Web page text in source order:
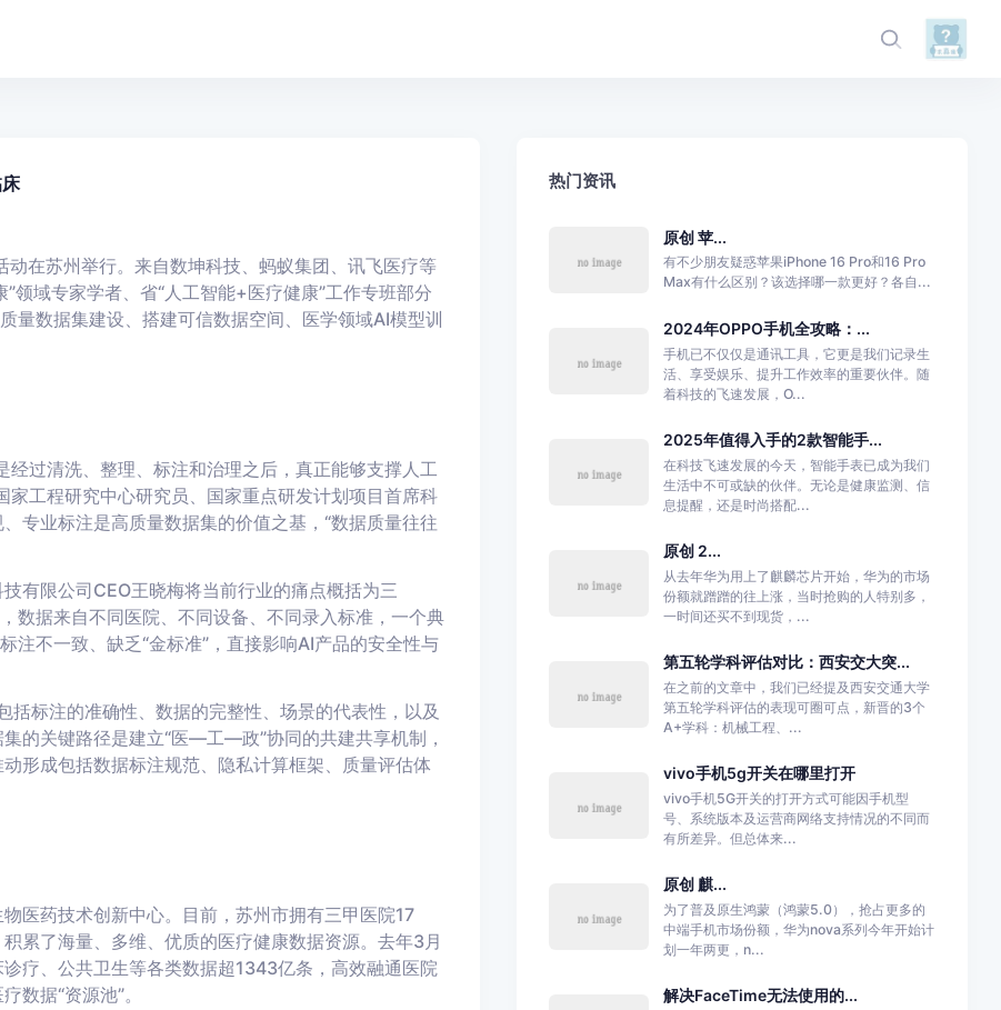
在苏州举行。来自数坤科技、蚂蚁集团、讯飞医疗等
领域专家学者、省“人工智能+医疗健康”工作专班部分
量数据集建设、搭建可信数据空间、医学领域AI模型训
过清洗、整理、标注和治理之后，真正能够支撑人工
工程研究中心研究员、国家重点研发计划项目首席科
专业标注是高质量数据集的价值之基，“数据质量往往
有限公司CEO王晓梅将当前行业的痛点概括为三
据来自不同医院、不同设备、不同录入标准，一个典
注不一致、缺乏“金标准”，直接影响AI产品的安全性与
标注的准确性、数据的完整性、场景的代表性，以及
的关键路径是建立“医—工—政”协同的共建共享机制，
形成包括数据标注规范、隐私计算框架、质量评估体
医药技术创新中心。目前，苏州市拥有三甲医院17
累了海量、多维、优质的医疗健康数据资源。去年3月
疗、公共卫生等各类数据超1343亿条，高效融通医院
数据“资源池”。
热门资讯
原创 苹...
有不少朋友疑惑苹果iPhone 16 Pro和16 Pro
Max有什么区别？该选择哪一款更好？各自...
2024年OPPO手机全攻略：...
手机已不仅仅是通讯工具，它更是我们记录生
活、享受娱乐、提升工作效率的重要伙伴。随
着科技的飞速发展，O...
2025年值得入手的2款智能手...
在科技飞速发展的今天，智能手表已成为我们
生活中不可或缺的伙伴。无论是健康监测、信
息提醒，还是时尚搭配...
原创 2...
从去年华为用上了麒麟芯片开始，华为的市场
份额就蹭蹭的往上涨，当时抢购的人特别多，
一时间还买不到现货，...
第五轮学科评估对比：西安交大突...
在之前的文章中，我们已经提及西安交通大学
第五轮学科评估的表现可圈可点，新晋的3个
A+学科：机械工程、...
vivo手机5g开关在哪里打开
vivo手机5G开关的打开方式可能因手机型
号、系统版本及运营商网络支持情况的不同而
有所差异。但总体来...
原创 麒...
为了普及原生鸿蒙（鸿蒙5.0），抢占更多的
中端手机市场份额，华为nova系列今年开始计
划一年两更，n...
解决FaceTime无法使用的...